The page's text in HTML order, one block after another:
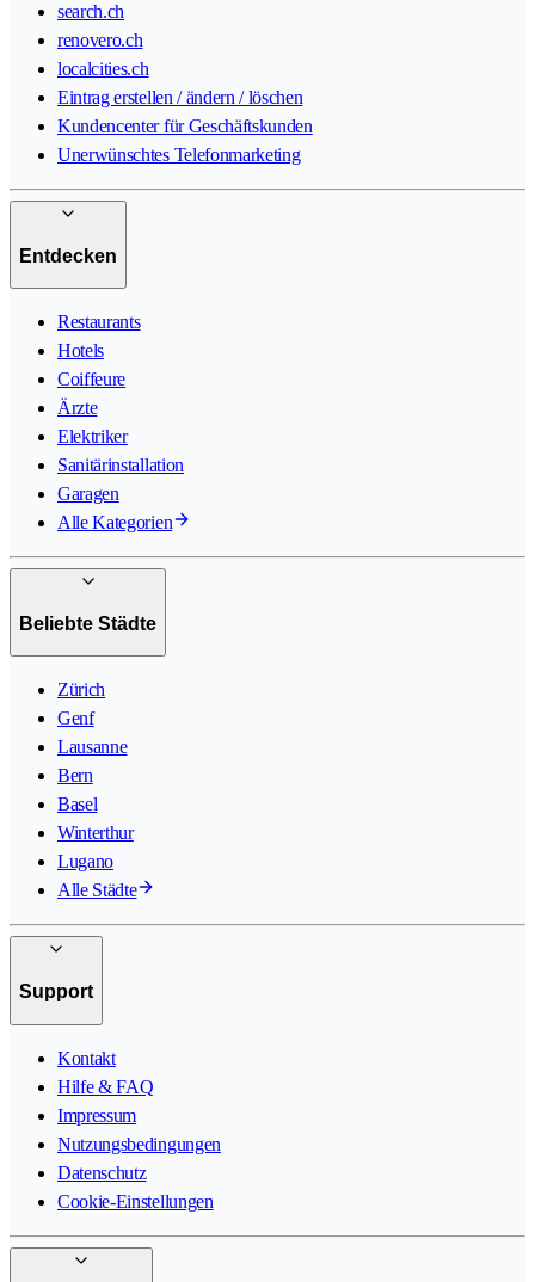
search.ch
renovero.ch
localcities.ch
Eintrag erstellen / ändern / löschen
Kundencenter für Geschäftskunden
Unerwünschtes Telefonmarketing
Entdecken
Restaurants
Hotels
Coiffeure
Ärzte
Elektriker
Sanitärinstallation
Garagen
Alle Kategorien
Beliebte Städte
Zürich
Genf
Lausanne
Bern
Basel
Winterthur
Lugano
Alle Städte
Support
Kontakt
Hilfe & FAQ
Impressum
Nutzungsbedingungen
Datenschutz
Cookie-Einstellungen